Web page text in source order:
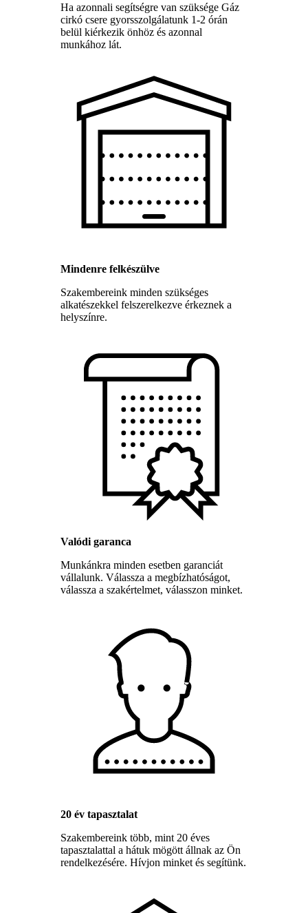
Ha azonnali segítségre van szüksége Gáz
cirkó csere gyorsszolgálatunk 1-2 órán
belül kiérkezik önhöz és azonnal
munkához lát.
Mindenre felkészülve
Szakembereink minden szükséges
alkatészekkel felszerelkezve érkeznek a
helyszínre.
Valódi garanca
Munkánkra minden esetben garanciát
vállalunk. Válassza a megbízhatóságot,
válassza a szakértelmet, válasszon minket.
20 év tapasztalat
Szakembereink több, mint 20 éves
tapasztalattal a hátuk mögött állnak az Ön
rendelkezésére. Hívjon minket és segítünk.